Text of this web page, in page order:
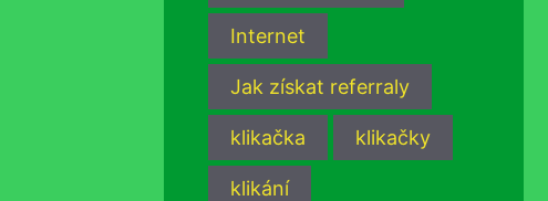
Internet
Jak získat referraly
klikačka klikačky
klikání